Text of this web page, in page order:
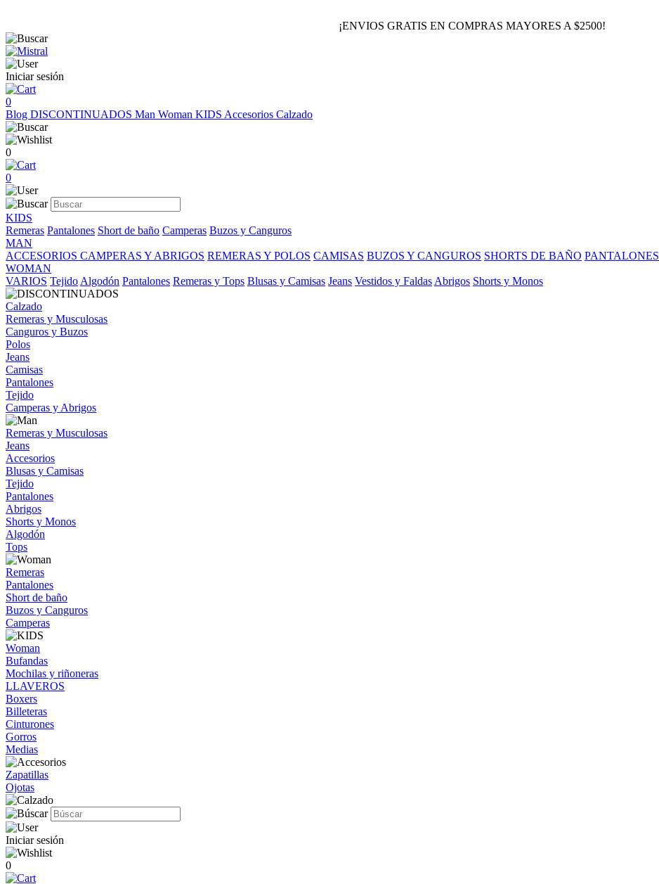
¡ENVIOS GRATIS EN COMPRAS MAYORES A $2500!
Iniciar sesión
0
Blog DISCONTINUADOS Man Woman KIDS Accesorios Calzado
0
0
KIDS
Remeras Pantalones Short de baño Camperas Buzos y Canguros
MAN
ACCESORIOS CAMPERAS Y ABRIGOS REMERAS Y POLOS CAMISAS BUZOS Y CANGUROS SHORTS DE BAÑO PANTALONES
WOMAN
VARIOS Tejido Algodón Pantalones Remeras y Tops Blusas y Camisas Jeans Vestidos y Faldas Abrigos Shorts y Monos
Calzado
Remeras y Musculosas
Canguros y Buzos
Polos
Jeans
Camisas
Pantalones
Tejido
Camperas y Abrigos
Remeras y Musculosas
Jeans
Accesorios
Blusas y Camisas
Tejido
Pantalones
Abrigos
Shorts y Monos
Algodón
Tops
Remeras
Pantalones
Short de baño
Buzos y Canguros
Camperas
Woman
Bufandas
Mochilas y riñoneras
LLAVEROS
Boxers
Billeteras
Cinturones
Gorros
Medias
Zapatillas
Ojotas
Iniciar sesión
0